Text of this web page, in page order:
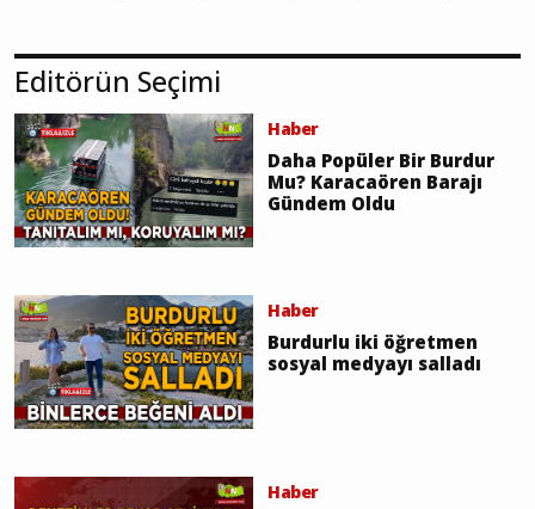
Editörün Seçimi
Haber
Daha Popüler Bir Burdur
Mu? Karacaören Barajı
Gündem Oldu
Haber
Burdurlu iki öğretmen
sosyal medyayı salladı
Haber